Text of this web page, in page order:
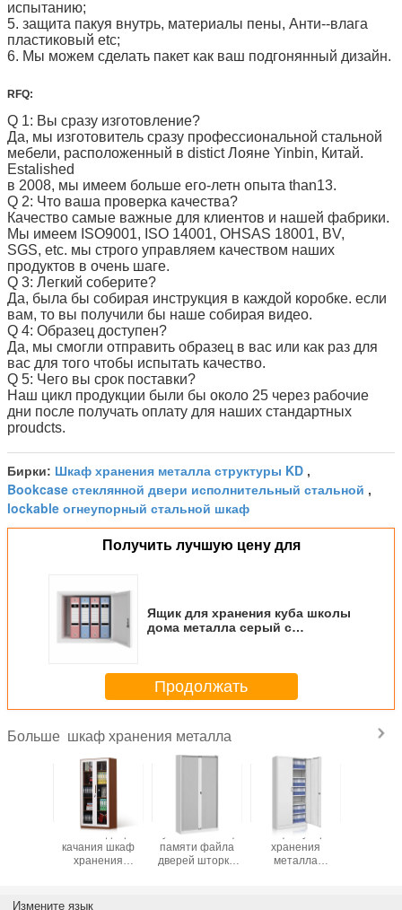
испытанию;
5. защита пакуя внутрь, материалы пены, Анти--влага
пластиковый etc;
6. Мы можем сделать пакет как ваш подгонянный дизайн.
RFQ:
Q 1: Вы сразу изготовление?
Да, мы изготовитель сразу профессиональной стальной
мебели, расположенный в distict Лояне Yinbin, Китай.
Estalished
в 2008, мы имеем больше его-летн опыта than13.
Q 2: Что ваша проверка качества?
Качество самые важные для клиентов и нашей фабрики.
Мы имеем ISO9001, ISO 14001, OHSAS 18001, BV,
SGS, etc. мы строго управляем качеством наших
продуктов в очень шаге.
Q 3: Легкий соберите?
Да, была бы собирая инструкция в каждой коробке. если
вам, то вы получили бы наше собирая видео.
Q 4: Образец доступен?
Да, мы смогли отправить образец в вас или как раз для
вас для того чтобы испытать качество.
Q 5: Чего вы срок поставки?
Наш цикл продукции были бы около 25 через рабочие
дни после получать оплату для наших стандартных
proudcts.
Бирки: Шкаф хранения металла структуры KD ,
Bookcase стеклянной двери исполнительный стальной ,
lockable огнеупорный стальной шкаф
Получить лучшую цену для
Ящик для хранения куба школы
дома металла серый с
Продолжать
Больше шкаф хранения металла
Балкона двери
качания шкаф
хранения
водоустойчивый
Кухонный шкаф
памяти файла
дверей шторки
Шкаф ваучера
хранения
металла
Измените язык